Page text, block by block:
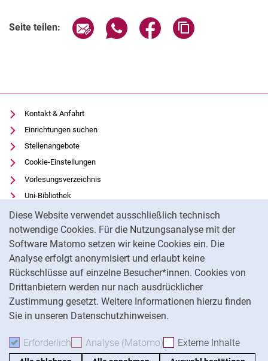
Diese Website verwendet ausschließlich technisch
notwendige Cookies. Für die Nutzungsanalyse mit der
Software Matomo setzen wir keine Cookies ein. Die
Analyse erfolgt anonymisiert und erlaubt keine
Rückschlüsse auf einzelne Besucher*innen. Cookies von
Drittanbietern werden nur nach ausdrücklicher
Zustimmung gesetzt. Weitere Informationen hierzu finden
Sie in unseren Datenschutzhinweisen.
Erforderlich Erforderliche Cookies akzeptieren
Analyse (Matomo) Analyse-Cookies
Externe Inhalte
Seite teilen: Seite über E-Mail teilen
Seite über WhatsApp teilen
Seite über Facebook
Kontakt & Anfahrt
Einrichtungen suchen
Stellenangebote
Cookie-Einstellungen
Vorlesungsverzeichnis
Uni-Bibliothek
Moodle
Panopto
Datenschutz
Barrierefreiheit
Transparenter KI-Einsatz